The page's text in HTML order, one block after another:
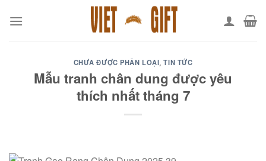
CHƯA ĐƯỢC PHÂN LOẠI,TIN TỨC
Mẫu tranh chân dung được yêu
thích nhất tháng 7